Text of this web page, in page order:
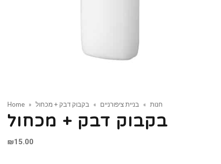
Home » חנות » בניית ציפורניים » בקבוק דבק + מכחול
בקבוק דבק + מכחול
₪15.00